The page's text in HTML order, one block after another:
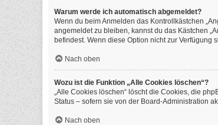
Warum werde ich automatisch abgemeldet?
Wenn du beim Anmelden das Kontrollkästchen
angemeldet zu bleiben, kannst du das Kästchen
befindest. Wenn diese Option nicht zur Verfügung
Nach oben
Wozu ist die Funktion „Alle Cookies löschen“?
„Alle Cookies löschen“ löscht die Cookies, die
Status – sofern sie von der Board-Administration
Nach oben